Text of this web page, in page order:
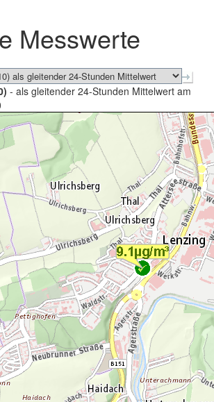
schließen
Messwerte
- als gleitender 24-Stunden Mittelwert am